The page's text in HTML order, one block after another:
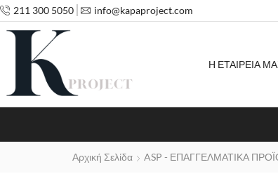
211 300 5050 info@kapaproject.com
Η ΕΤΑΙΡΕΙΑ
Αρχική Σελίδα ASP - ΕΠΑΓΓΕΛΜΑΤΙΚΑ